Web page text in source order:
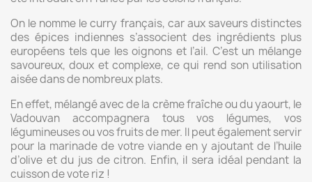
On le nomme le curry français, car aux saveurs distinctes
des épices indiennes s’associent des ingrédients plus
européens tels que les oignons et l’ail. C’est un mélange
savoureux, doux et complexe, ce qui rend son utilisation
aisée dans de nombreux plats.
En effet, mélangé avec de la crème fraîche ou du yaourt, le
Vadouvan accompagnera tous vos légumes, vos
légumineuses ou vos fruits de mer. Il peut également servir
pour la marinade de votre viande en y ajoutant de l’huile
d’olive et du jus de citron. Enfin, il sera idéal pendant la
cuisson de vote riz !